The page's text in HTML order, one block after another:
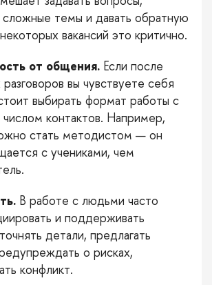
темы и давать обратную
вакансий это критично.
от общения. Если после
вы чувствуете себя
выбирать формат работы с
контактов. Например,
стать методистом — он
с учениками, чем
В работе с людьми часто
и поддерживать
детали, предлагать
о рисках,
конфликт.